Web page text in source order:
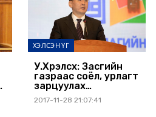
ХЭЛСЭН ҮГ
У.Хүрэлсүх: Засгийн
газраас соёл, урлагт
зарцуулах
санхүүжилтийг
нэмэгдүүлэхэд онцгой
2017-11-28 21:07:41